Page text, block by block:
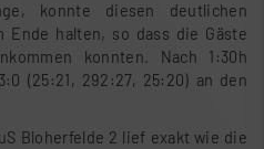
konnte diesen deutlichen
Ende halten, so dass die Gäste
konnten. Nach 1:30h
(25:21, 292:27, 25:20) an den
Bloherfelde 2 lief exakt wie die